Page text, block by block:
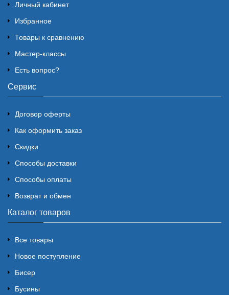
Личный кабинет
Избранное
Товары к сравнению
Мастер-классы
Есть вопрос?
Сервис
Договор оферты
Как оформить заказ
Скидки
Способы доставки
Способы оплаты
Возврат и обмен
Каталог товаров
Все товары
Новое поступление
Бисер
Бусины